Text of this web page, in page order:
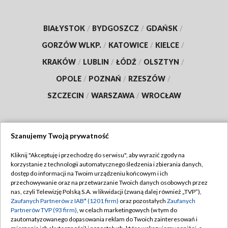
BIAŁYSTOK / BYDGOSZCZ / GDAŃSK /
GORZÓW WLKP. / KATOWICE / KIELCE /
KRAKÓW / LUBLIN / ŁÓDŹ / OLSZTYN /
OPOLE / POZNAŃ / RZESZÓW /
SZCZECIN / WARSZAWA / WROCŁAW
TVP
Abonament TVP
Emisja w TVP
Centrum informacji TVP
Regulamin TVP
Polityka prywatności
Moje zgody
Szanujemy Twoją prywatność
Kliknij "Akceptuję i przechodzę do serwisu", aby wyrazić zgody na
korzystanie z technologii automatycznego śledzenia i zbierania danych,
dostęp do informacji na Twoim urządzeniu końcowym i ich
przechowywanie oraz na przetwarzanie Twoich danych osobowych przez
nas, czyli Telewizję Polską S.A. w likwidacji (zwaną dalej również „TVP”),
Zaufanych Partnerów z IAB* (1201 firm) oraz pozostałych Zaufanych
Partnerów TVP (93 firm), w celach marketingowych (w tym do
zautomatyzowanego dopasowania reklam do Twoich zainteresowań i